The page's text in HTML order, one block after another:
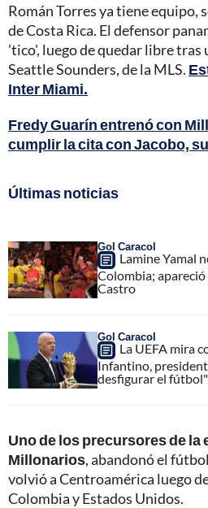
Román Torres ya tiene equipo,
de Costa Rica. El defensor
'tico', luego de quedar libre tras
Seattle Sounders, de la MLS.
Inter Miami.
Fredy Guarín entrenó con
cumplir la cita con Jacobo,
Últimas noticias
Gol Caracol
Lamine Yamal
Colombia;
Castro
Gol Caracol
La UEFA mira
Infantino,
desfigurar el fútbol"
Uno de los precursores de la
Millonarios, abandonó el
volvió a Centroamérica luego
Colombia y Estados Unidos.